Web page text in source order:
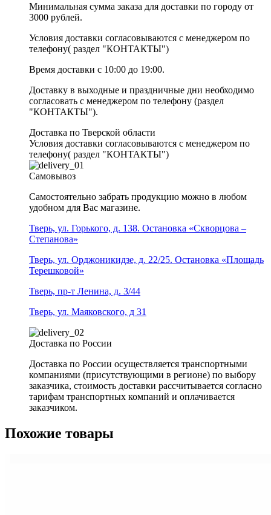
Минимальная сумма заказа для доставки по городу от
3000 рублей.
Условия доставки согласовываются с менеджером по
телефону( раздел "КОНТАКТЫ")
Время доставки с 10:00 до 19:00.
Доставку в выходные и праздничные дни необходимо
согласовать с менеджером по телефону (раздел
"КОНТАКТЫ").
Доставка по Тверской области
Условия доставки согласовываются с менеджером по
телефону( раздел "КОНТАКТЫ")
Самовывоз
Самостоятельно забрать продукцию можно в любом
удобном для Вас магазине.
Тверь, ул. Горького, д. 138. Остановка «Скворцова –
Степанова»
Тверь, ул. Орджоникидзе, д. 22/25. Остановка «Площадь
Терешковой»
Тверь, пр-т Ленина, д. 3/44
Тверь, ул. Маяковского, д 31
Доставка по России
Доставка по России осуществляется транспортными
компаниями (присутствующими в регионе) по выбору
заказчика, стоимость доставки рассчитывается согласно
тарифам транспортных компаний и оплачивается
заказчиком.
Похожие товары